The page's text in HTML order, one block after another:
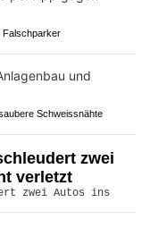
Falschparker
Schweissnähte
zwei
verletzt